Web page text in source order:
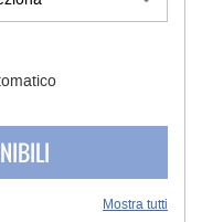
Mostra tutti